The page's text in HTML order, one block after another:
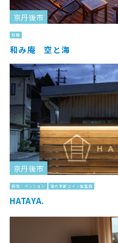
京丹後市
旅館
和み庵 空と海
京丹後市
民宿・ペンション 海の京都コイン加盟店
HATAYA.